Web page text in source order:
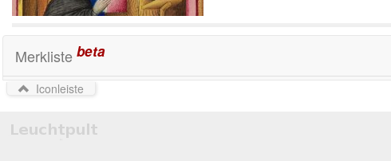
Merkliste beta
Iconleiste